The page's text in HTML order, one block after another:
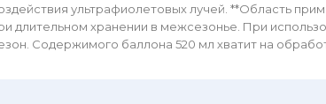
ультрафиолетовых лучей. **Область
длительном хранении в межсезонье. При
Содержимого баллона 520 мл хватит на